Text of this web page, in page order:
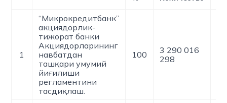
1
“Микрокредитбанк”
акциядорлик-
тижорат банки
Акциядорларининг
навбатдан
ташқари умумий
йиғилиши
регламентини
тасдиқлаш.
100
3 290 016
298